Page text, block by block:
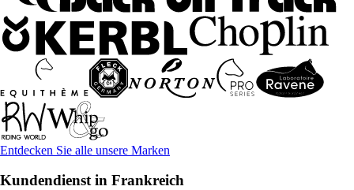
Entdecken Sie alle unsere Marken
Kundendienst in Frankreich